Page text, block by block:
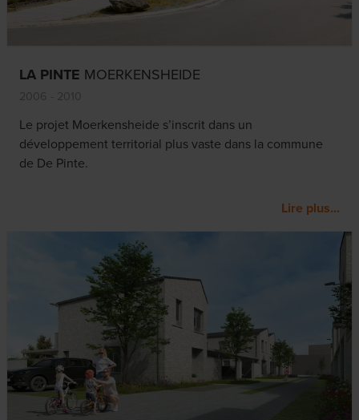
LA PINTE MOERKENSHEIDE
2006 - 2010
Le projet Moerkensheide s’inscrit dans un
développement territorial plus vaste dans la commune
de De Pinte.
Lire plus...